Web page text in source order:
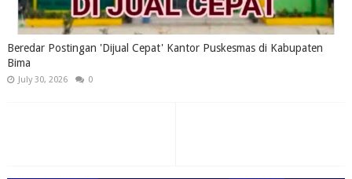
Beredar Postingan 'Dijual Cepat' Kantor Puskesmas di Kabupaten
Bima
July 30, 2026 0